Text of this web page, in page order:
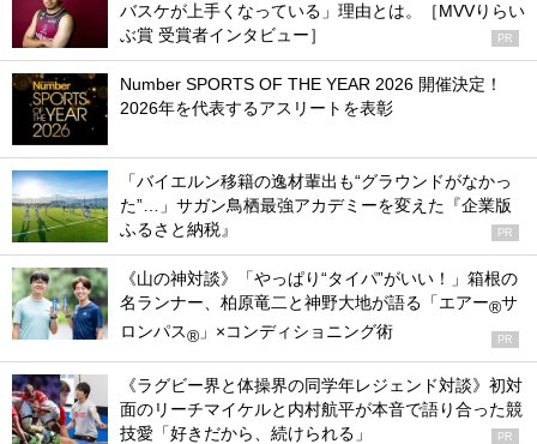
バスケが上手くなっている」理由とは。［MVVりらい
ぶ賞 受賞者インタビュー］
PR
Number SPORTS OF THE YEAR 2026 開催決定！
2026年を代表するアスリートを表彰
「バイエルン移籍の逸材輩出も“グラウンドがなかっ
た”…」サガン鳥栖最強アカデミーを変えた『企業版
ふるさと納税』
PR
《山の神対談》「やっぱり“タイパ”がいい！」箱根の
名ランナー、柏原竜二と神野大地が語る「エアー®サ
ロンパス® 」×コンディショニング術 PR
《ラグビー界と体操界の同学年レジェンド対談》初対
面のリーチマイケルと内村航平が本音で語り合った競
技愛「好きだから、続けられる」
PR